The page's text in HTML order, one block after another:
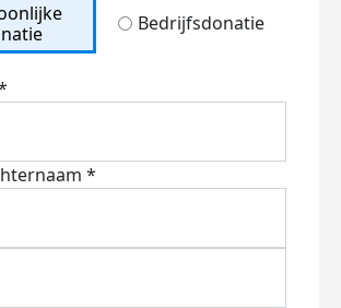
Bedrijfsdonatie
*